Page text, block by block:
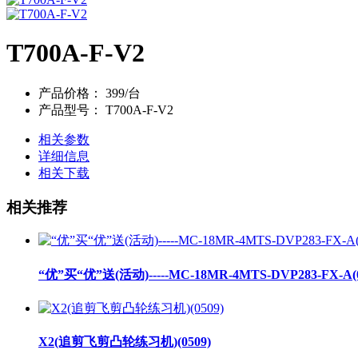
T700A-F-V2
产品价格：
399/台
产品型号：
T700A-F-V2
相关参数
详细信息
相关下载
相关推荐
“优”买“优”送(活动)-----MC-18MR-4MTS-DVP283-FX-
X2(追剪飞剪凸轮练习机)(0509)